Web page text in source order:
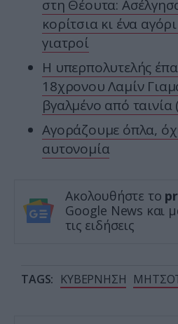
στη Θέουτα:
κορίτσια κι ένα
γιατροί
Η υπερπολυτελής
18χρονου Λαμίν
βγαλμένο από ταινία
Αγοράζουμε όπλα,
αυτονομία
Ακολουθήστε το
Google News και
τις ειδήσεις
TAGS: ΚΥΒΕΡΝΗΣΗ